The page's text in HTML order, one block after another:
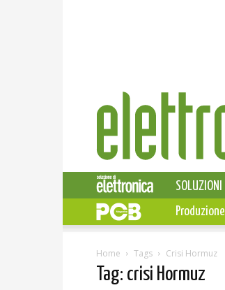
Elettronica
News
SOLUZIONI
Produzione
Home Tags Crisi Hormuz
Tag: crisi Hormuz